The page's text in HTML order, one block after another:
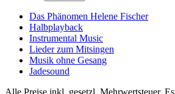
Das Phänomen Helene Fischer
Halbplayback
Instrumental Music
Lieder zum Mitsingen
Musik ohne Gesang
Jadesound
Alle Preise inkl. gesetzl. Mehrwertsteuer.